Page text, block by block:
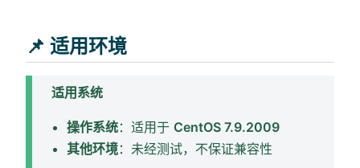
📌 适用环境
适用系统
操作系统：适用于 CentOS 7.9.2009
其他环境：未经测试，不保证兼容性